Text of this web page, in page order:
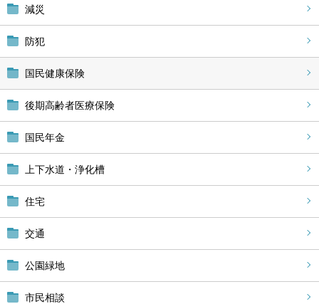
減災
防犯
国民健康保険
後期高齢者医療保険
国民年金
上下水道・浄化槽
住宅
交通
公園緑地
市民相談